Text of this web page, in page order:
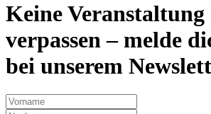
Keine Veranstaltung
verpassen – melde
bei unserem